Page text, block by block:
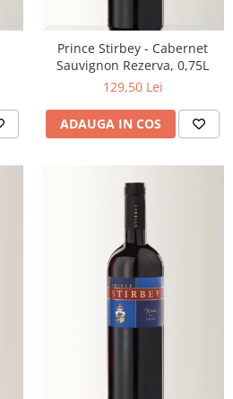
Prince Stirbey - Cabernet
Sauvignon Rezerva, 0,75L
129,50 Lei
ADAUGA IN COS